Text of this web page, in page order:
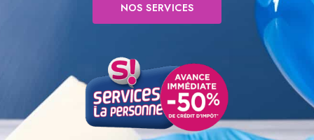
NOS SERVICES